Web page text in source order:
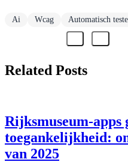
Ai Wcag Automatisch
Related Posts
Rijksmuseum-apps
toegankelijkheid:
van 2025